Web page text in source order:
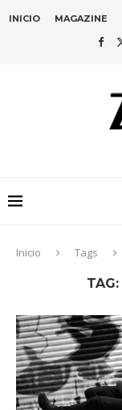
INICIO MAGAZINE
Inicio Tags
TAG: